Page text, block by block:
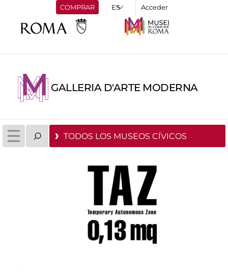
COMPRAR Acceder
GALLERIA D'ARTE MODERNA
TODOS LOS MUSEOS CÍVICOS